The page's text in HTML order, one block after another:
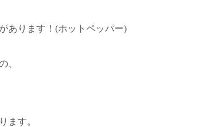
あります！(ホットペッパー)
、
ます。